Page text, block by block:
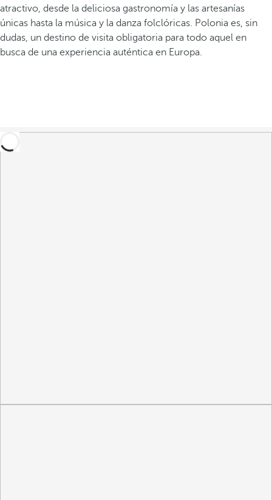
atractivo, desde la deliciosa gastronomía y las artesanías
únicas hasta la música y la danza folclóricas. Polonia es, sin
dudas, un destino de visita obligatoria para todo aquel en
busca de una experiencia auténtica en Europa.